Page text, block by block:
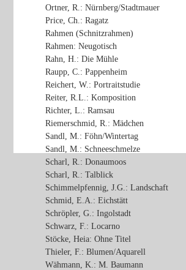
Ortner, R.: Nürnberg/Stadtmauer
Price, Ch.: Ragatz
Rahmen (Schnitzrahmen)
Rahmen: Neugotisch
Rahn, H.: Die Mühle
Raupp, C.: Pappenheim
Reichert, W.: Portraitstudie
Reiter, R.L.: Komposition
Richter, L.: Ramsau
Riemerschmid, R.: Mädchen
Sandl, M.: Föhn/Wintertag
Sandl, M.: Schneeschmelze
Scharl, R.: Donaumoos
Scharl, R.: Talblick
Schimmelpfennig, J.G.: Landschaft
Schmid, E.A.: Eichstätt
Schröpler, G.: Ingolstadt
Schwarz, F.: Locarno
Stöcke, Heia: Ohne Titel
Thieler, F.: Blumen/Aquarell
Wähmann, K.: M. Baumann